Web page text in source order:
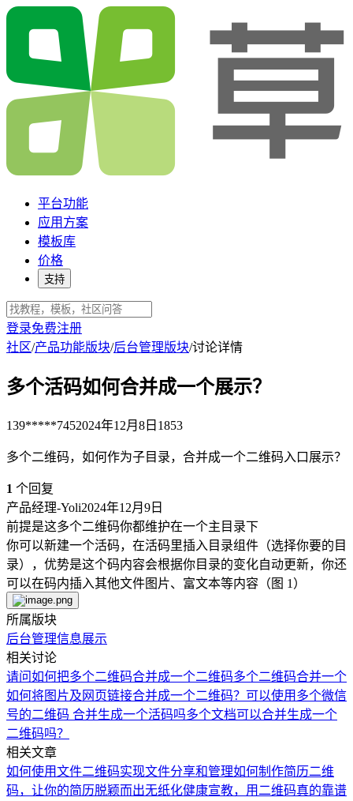
平台功能
应用方案
模板库
价格
支持
登录免费注册
社区/产品功能版块/后台管理版块/讨论详情
多个活码如何合并成一个展示？
139*****7452024年12月8日 1853
多个二维码，如何作为子目录，合并成一个二维码入口展示？
1 个回复
产品经理-Yoli2024年12月9日
前提是这多个二维码你都维护在一个主目录下
你可以新建一个活码，在活码里插入目录组件（选择你要的目
录），优势是这个码内容会根据你目录的变化自动更新，你还
可以在码内插入其他文件图片、富文本等内容（图 1）
所属版块
后台管理信息展示
相关讨论
请问如何把多个二维码合并成一个二维码多个二维码合并一个
如何将图片及网页链接合并成一个二维码？ 可以使用多个微信
号的二维码 合并生成一个活码吗多个文档可以合并生成一个
二维码吗？
相关文章
如何使用文件二维码实现文件分享和管理如何制作简历二维
码，让你的简历脱颖而出无纸化健康宣教，用二维码真的靠谱